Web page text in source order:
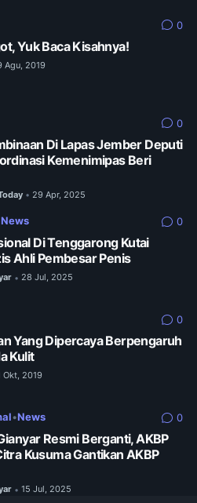
0
Yuk Baca Kisahnya!
Agu, 2019
0
Di Lapas Jember Deputi
Kemenimipas Beri
• 29 Apr, 2025
News 0
Di Tenggarong Kutai
Ahli Pembesar Penis
• 28 Jul, 2025
0
Yang Dipercaya Berpengaruh
Kulit
Okt, 2019
•News 0
Resmi Berganti, AKBP
Kusuma Gantikan AKBP
• 15 Jul, 2025